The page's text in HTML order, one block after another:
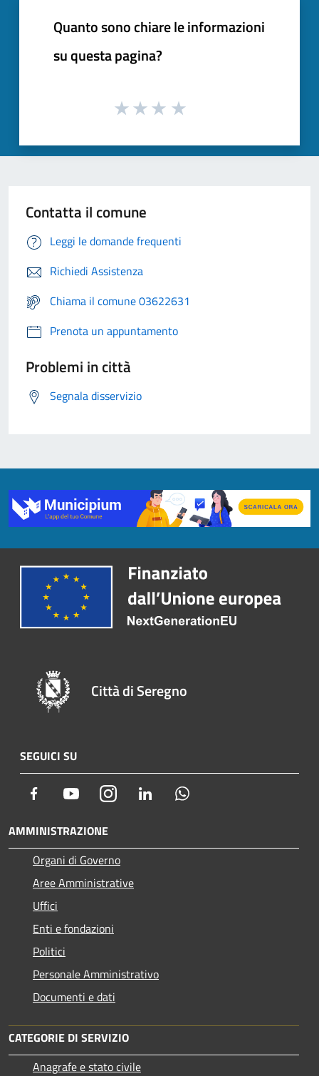
Quanto sono chiare le informazioni
su questa pagina?
Contatta il comune
Leggi le domande frequenti
Richiedi Assistenza
Chiama il comune 03622631
Prenota un appuntamento
Problemi in città
Segnala disservizio
Città di Seregno
SEGUICI SU
Facebook YoutubeInstagram LinkedIn
AMMINISTRAZIONE
Organi di Governo
Aree Amministrative
Uffici
Enti e fondazioni
Politici
Personale Amministrativo
Documenti e dati
CATEGORIE DI SERVIZIO
Anagrafe e stato civile